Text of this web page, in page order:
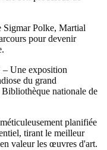
Sigmar Polke, Martial
pour devenir
– Une exposition
du grand
nationale de
planifiée
tirant le meilleur
valeur les œuvres d'art.